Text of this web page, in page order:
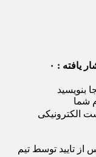
یافته : ۰
بنویسید
شما
الکترونیکی
تایید توسط تیم